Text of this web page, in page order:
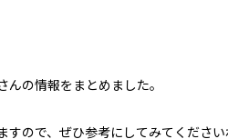
の情報をまとめました。
ので、ぜひ参考にしてみてください